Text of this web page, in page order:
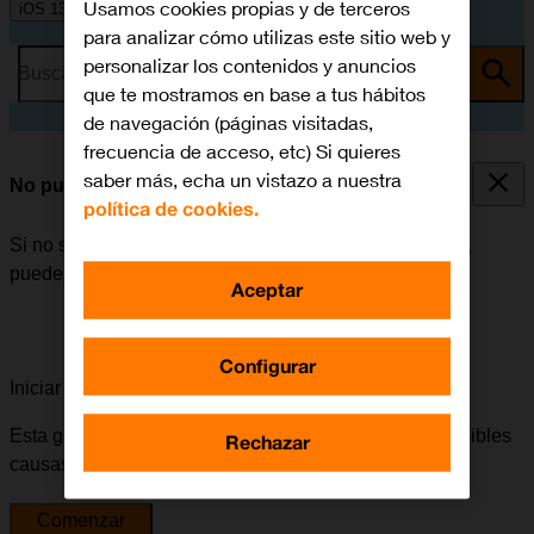
iOS 13.1
Busca por problema o tema
No puedo iniciar mi móvil
Si no se puede iniciar el móvil después de encenderlo,
puede haber varias causas al problema.
Iniciar la guía para solucionar tu problema
Esta guía te va a conducir a través de una serie de posibles
causas y soluciones al problema.
Comenzar
Usamos cookies propias y de terceros
para analizar cómo utilizas este sitio web y
personalizar los contenidos y anuncios
que te mostramos en base a tus hábitos
de navegación (páginas visitadas,
frecuencia de acceso, etc) Si quieres
saber más, echa un vistazo a nuestra
política de cookies.
Configurar
Rechazar
Aceptar